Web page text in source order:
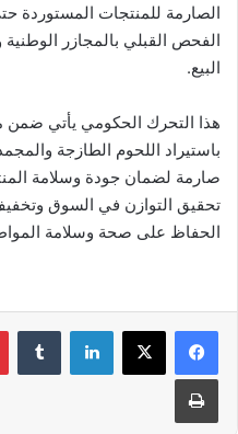
الصارمة للمنتجات المستوردة
الفحص القبلي بالمجازر
البيع.
هذا التحرك الحكومي يأتي ضمن
باستيراد اللحوم الطازجة
صارمة لضمان جودة وسلامة
تحقيق التوازن في السوق
الحفاظ على صحة وسلامة
لينكدإن
طباعة